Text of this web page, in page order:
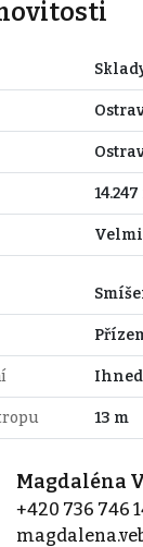
14.247
Ihned
13 m
Magdaléna
+420 736 746